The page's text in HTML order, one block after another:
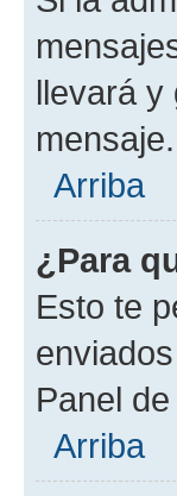
llevará y
mensaje.
Arriba
¿Para
Esto te
Panel
Arriba